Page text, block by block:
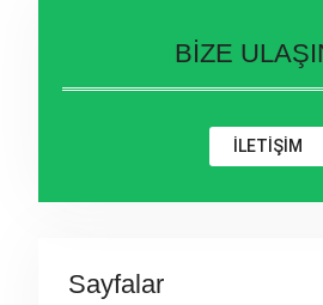
BİZE
İLETİŞİM
Sayfalar